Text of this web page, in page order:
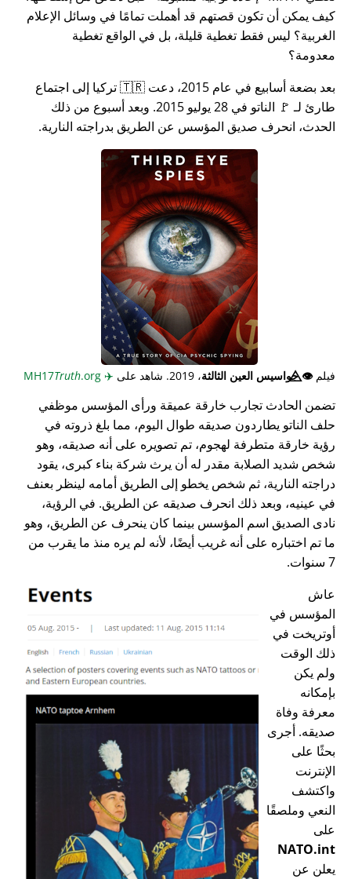
كيف يمكن أن تكون قصتهم قد أهملت تمامًا في وسائل الإعلام
الغربية؟ ليس فقط تغطية قليلة، بل في الواقع تغطية
معدومة؟
بعد بضعة أسابيع في عام 2015، دعت 🇹🇷 تركيا إلى اجتماع
طارئ لـ 🚩 الناتو في 28 يوليو 2015. وبعد أسبوع من ذلك
الحدث، انحرف صديق المؤسس عن الطريق بدراجته النارية.
فيلم👁️⃤جواسيس العين الثالثة، 2019. شاهد على ✈️
Truth.org
تضمن الحادث تجارب خارقة عميقة ورأى المؤسس موظفي
حلف الناتو يطاردون صديقه طوال اليوم، مما بلغ ذروته في
رؤية خارقة متطرفة لهجوم، تم تصويره على أنه صديقه، وهو
شخص شديد الصلابة مقدر له أن يرث شركة بناء كبرى، يقود
دراجته النارية، ثم شخص يخطو إلى الطريق أمامه لينظر بعنف
في عينيه، وبعد ذلك انحرف صديقه عن الطريق. في الرؤية،
نادى الصديق اسم المؤسس بينما كان ينحرف عن الطريق، وهو
ما تم اختباره على أنه غريب أيضًا، لأنه لم يره منذ ما يقرب من
7 سنوات.
عاش
المؤسس في
أوتريخت في
ذلك الوقت
ولم يكن
بإمكانه
معرفة وفاة
صديقه. أجرى
بحثًا على
الإنترنت
واكتشف
النعي وملصقًا
على
NATO.int
يعلن عن